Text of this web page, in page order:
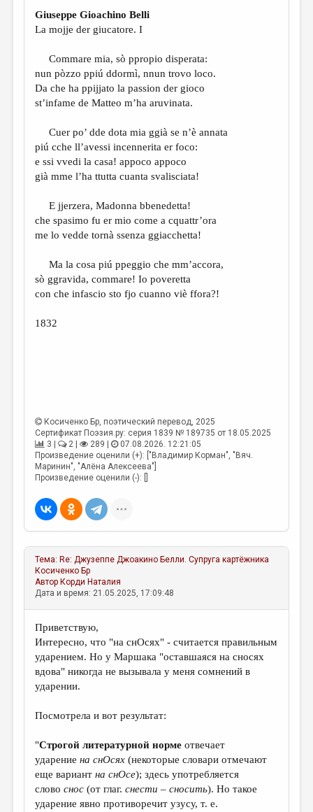
СТРАНИЦЫ ПАМЯТИ
ОБЪЯВЛЕНИЯ
РЕДКОЛЛЕГИЯ
МАЛАЯ ПРОЗА
ЭССЕИСТИКА
ЛИТЕРАТУРОВЕДЕНИЕ
КУЛЬТУРОВЕДЕНИЕ
ПУБЛИЦИСТИКА
РЕЦЕНЗИРОВАНИЕ
ЦИКЛЫ ПУБЛИКАЦИЙ
Giuseppe Gioachino Belli
La mojje der giucatore. I
Commare mia, sò ppropio disperata:
nun pòzzo ppiú ddormì, nnun trovo loco.
Da che ha ppijjato la passion der gioco
st’infame de Matteo m’ha aruvinata.
Cuer po’ dde dota mia ggià se n’è annata
piú cche ll’avessi incennerita er foco:
e ssi vvedi la casa! appoco appoco
già mme l’ha ttutta cuanta svalisciata!
E jjerzera, Madonna bbenedetta!
che spasimo fu er mio come a cquattr’ora
me lo vedde tornà ssenza ggiacchetta!
Ma la cosa piú ppeggio che mm’accora,
sò ggravida, commare! Io poveretta
con che infascio sto fjo cuanno viè ffora?!
1832
Косиченко Бр, поэтический перевод, 2025
Сертификат Поэзия.ру: серия 1839 № 189735 от 18.05.2025
3 |
2 | 289 |
07.08.2026. 12:21:05
Произведение оценили (+): ["Владимир Корман", "Вяч.
Маринин", "Алёна Алексеева"]
Произведение оценили (-): []
Тема: Re: Джузеппе Джоакино Белли. Супруга картёжника
Косиченко Бр
Автор Корди Наталия
Дата и время: 21.05.2025, 17:09:48
Приветствую,
Интересно, что "на снОсях" - считается правильным
ударением. Но у Маршака "оставшаяся на сносях
вдова" никогда не вызывала у меня сомнений в
ударении.
Посмотрела и вот результат:
"Строгой литературной норме отвечает
ударениена снОсях(некоторые словари отмечают
еще вариантна снОсе); здесь употребляется
словоснос(от глаг.снести – сносить). Но такое
ударение явно противоречит узусу, т. е.